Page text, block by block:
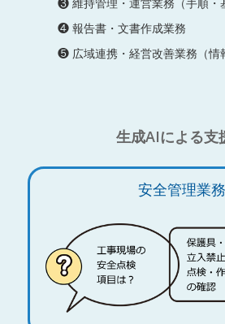
❸ 維持管理・運営業務（手順・
❹ 報告書・文書作成業務
❺ 広域連携・経営改善業務（情
生成AIによる支
安全管理業務